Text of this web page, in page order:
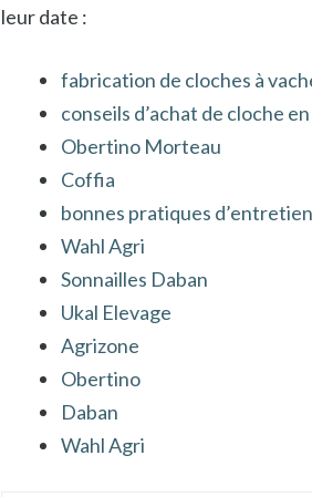
leur date :
fabrication de cloches à
conseils d’achat de cloche
Obertino Morteau
Coffia
bonnes pratiques
Wahl Agri
Sonnailles Daban
Ukal Elevage
Agrizone
Obertino
Daban
Wahl Agri